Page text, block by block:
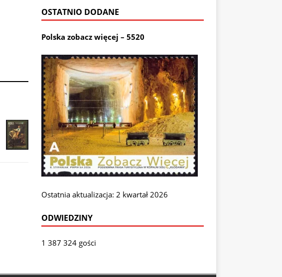
OSTATNIO DODANE
Polska zobacz więcej – 5520
Ostatnia aktualizacja: 2 kwartał 2026
ODWIEDZINY
1 387 324 gości